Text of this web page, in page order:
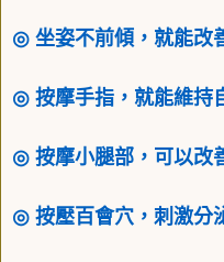
◎ 坐姿不前傾，就能改
◎ 按摩手指，就能維持
◎ 按摩小腿部，可以改
◎ 按壓百會穴，刺激分